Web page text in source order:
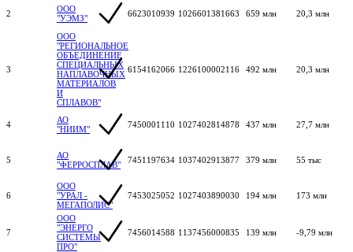
2
ООО
"УЭМЗ"
6623010939 1026601381663 659 млн 20,3 млн
3
ООО
"РЕГИОНАЛЬНОЕ
ОБЪЕДИНЕНИЕ
СПЕЦИАЛЬНЫХ
НАПЛАВОЧНЫХ
МАТЕРИАЛОВ
И
СПЛАВОВ"
6154162066 1226100002116 492 млн 20,3 млн
4
АО
"НИИМ"
7450001110 1027402814878 437 млн 27,7 млн
5
АО
"ФЕРРОСПЛАВ"
7451197634 1037402913877 379 млн 55 тыс
6
ООО
"УРАЛ -
МЕГАПОЛИС"
7453025052 1027403890030 194 млн 173 млн
7
ООО
"ЭНЕРГО
СИСТЕМЫ
ПРО"
7456014588 1137456000835 139 млн -9,79 млн